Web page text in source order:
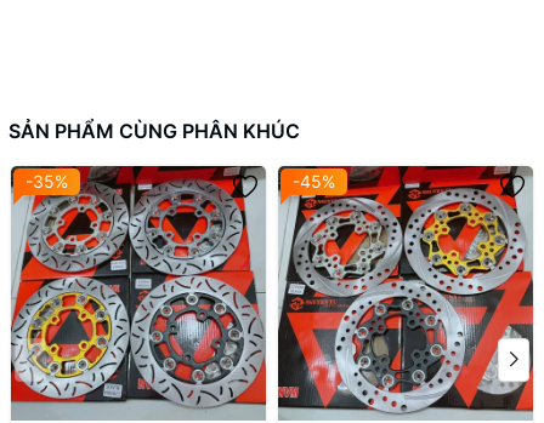
📦Sản phẩm mới 100% , chưa qua sử dụng. Hỗ trợ nếu xảy ra
🔄Chính sách đổi trả:Hỗ trợ đổi nếu sản phẩm bị lỗi hoặc
giao sai mẫu.
#DiaThangFando260mm #Fando #PhuTungXeMay
#NguyenVuMotorbike #XeMayRacing #NVM #dochoixemay
SẢN PHẨM CÙNG PHÂN KHÚC
-35% -45%